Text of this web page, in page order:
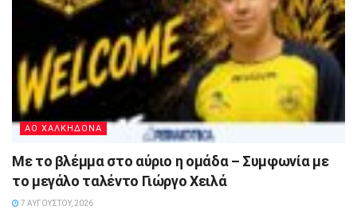
ΑΟ ΧΑΛΚΗΔΟΝΑ
Με το βλέμμα στο αύριο η ομάδα – Συμφωνία με
το μεγάλο ταλέντο Γιώργο Χειλά
7 ΑΥΓΟΎΣΤΟΥ, 2026